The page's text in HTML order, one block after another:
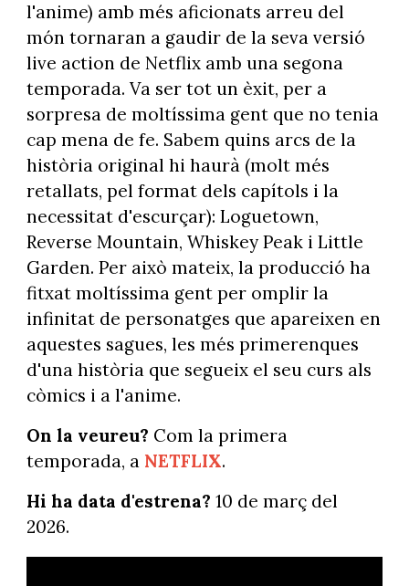
l'anime) amb més aficionats arreu del
món tornaran a gaudir de la seva versió
live action de Netflix amb una segona
temporada. Va ser tot un èxit, per a
sorpresa de moltíssima gent que no tenia
cap mena de fe. Sabem quins arcs de la
història original hi haurà (molt més
retallats, pel format dels capítols i la
necessitat d'escurçar): Loguetown,
Reverse Mountain, Whiskey Peak i Little
Garden. Per això mateix, la producció ha
fitxat moltíssima gent per omplir la
infinitat de personatges que apareixen en
aquestes sagues, les més primerenques
d'una història que segueix el seu curs als
còmics i a l'anime.
On la veureu? Com la primera
temporada, a NETFLIX.
Hi ha data d'estrena? 10 de març del
2026.